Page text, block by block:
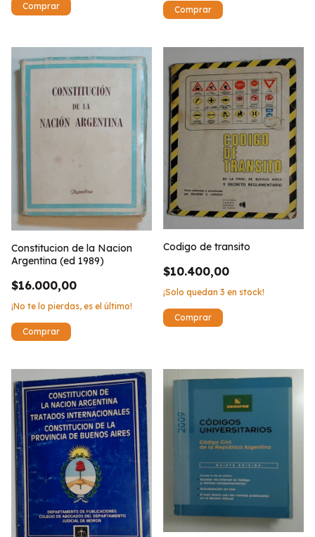
Constitucion de la Nacion
Argentina (ed 1989)
$16.000,00
¡No te lo pierdas, es el último!
Codigo de transito
$10.400,00
¡Solo quedan 3 en stock!